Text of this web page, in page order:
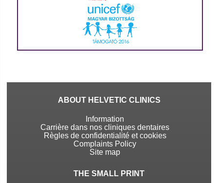
ABOUT HELVETIC CLINICS
Information
Carrière dans nos cliniques dentaires
Règles de confidentialité et cookies
Complaints Policy
Site map
THE SMALL PRINT